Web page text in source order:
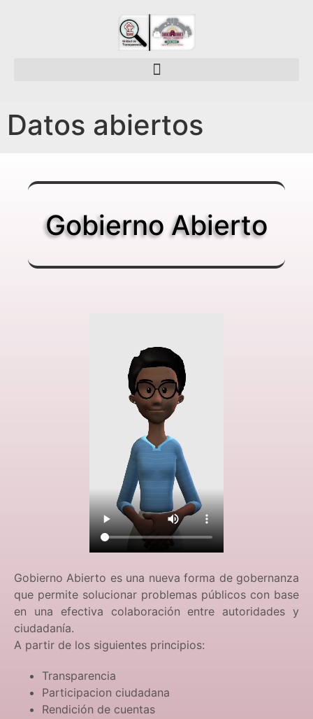
Datos abiertos
Gobierno Abierto
Gobierno Abierto es una nueva forma de gobernanza
que permite solucionar problemas públicos con base
en una efectiva colaboración entre autoridades y
ciudadanía.
A partir de los siguientes principios:
Transparencia
Participacion ciudadana
Rendición de cuentas